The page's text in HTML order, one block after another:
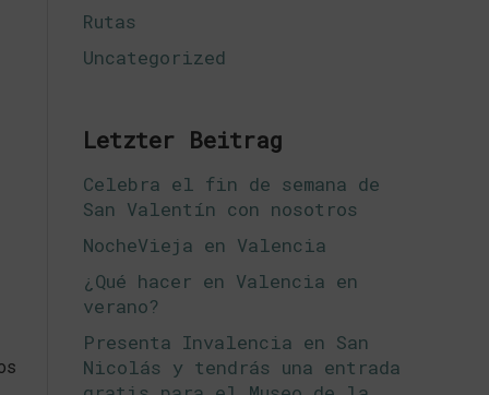
Rutas
Uncategorized
Letzter Beitrag
Celebra el fin de semana de
San Valentín con nosotros
NocheVieja en Valencia
¿Qué hacer en Valencia en
verano?
Presenta Invalencia en San
Nicolás y tendrás una entrada